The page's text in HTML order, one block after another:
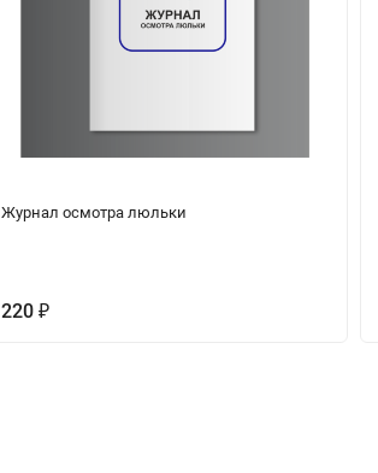
Журнал осмотра люльки
220 ₽